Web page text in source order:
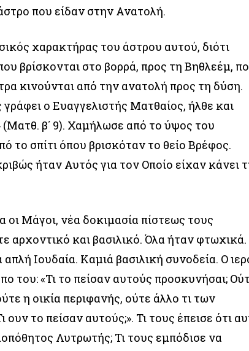
που είδαν στην Ανατολή.
χαρακτήρας του άστρου αυτού, διότι
βρίσκονται στο βορρά, προς τη Βηθλεέμ,
κινούνται από την ανατολή προς τη δύση.
ο Ευαγγελιστής Ματθαίος, ήλθε και
(Ματθ. β΄ 9). Χαμήλωσε από το ύψος του
το σπίτι όπου βρισκόταν το θείο Βρέφος.
ήταν Αυτός για τον Οποίο είχαν κάνει
οι Μάγοι, νέα δοκιμασία πίστεως τους
αρχοντικό και βασιλικό. Όλα ήταν φτωχικά.
Ιουδαία. Καμιά βασιλική συνοδεία. Ο
του: «Τι το πείσαν αυτούς προσκυνήσαι;
η οικία περιφανής, ούτε άλλο τι των
το πείσαν αυτούς;». Τι τους έπεισε ότι
Λυτρωτής; Τι τους εμπόδισε να